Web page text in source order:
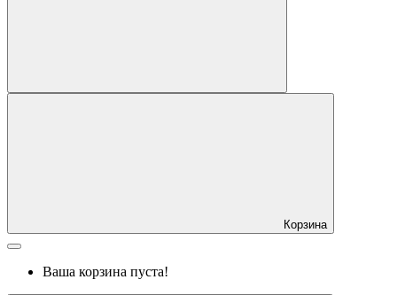
Корзина
Ваша корзина пуста!